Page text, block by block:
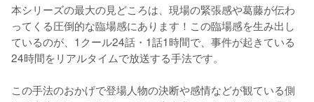
本シリーズの最大の見どころは、現場の緊張感や葛藤が伝わ
ってくる圧倒的な臨場感にあります！この臨場感を生み出し
ているのが、1クール24話・1話1時間で、事件が起きている
24時間をリアルタイムで放送する手法です。
この手法のおかげで登場人物の決断や感情などが観ている側